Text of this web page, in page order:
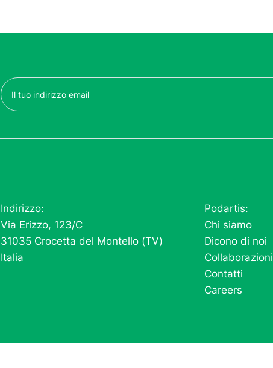
Email
(Obbligatorio)
Indirizzo:
Via Erizzo, 123/C
31035 Crocetta del Montello (TV)
Italia
Podartis:
Chi siamo
Dicono di noi
Collaborazioni
Contatti
Careers